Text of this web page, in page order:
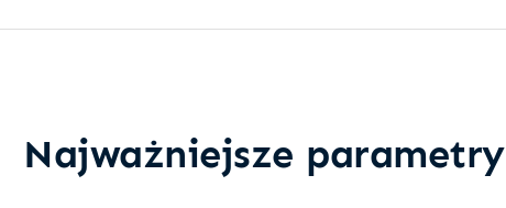
Najważniejsze parametry